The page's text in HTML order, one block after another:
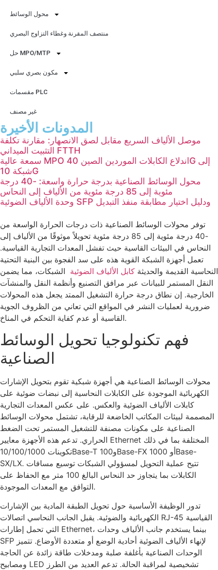
محول الوسائط
منتصف المقرنة وغطاء التزاوج البصري
حل MPO/MTP
مكون بصري سلبي
مقسمات PLC
غير مصنف
المدونات الأخيرة
موصل الألياف السريع مقابل لصق الانصهار: مقارنة تكلفة
التثبيت الميداني FTTH
سمعة عالية MPO اندلاع الكابلات الموردين الصين 40G إلى
شبكة 10G
محول الوسائط الصناعية بدرجة حرارة واسعة: -40 درجة
مئوية إلى 85 درجة مئوية من الألياف إلى النحاس
وحدة الألياف الضوئية SFP ودليل اختيار مطابقة منفذ التبديل
توفر محولات الوسائط الصناعية ذات درجات الحرارة الواسعة من
-40 درجة مئوية إلى 85 درجة مئوية تحويلاً موثوقًا من الألياف إلى
النحاس في البيئات القاسية حيث تفشل المعدات التجارية القياسية.
تعمل أجهزة الشبكة القوية هذه على سد الفجوة بين البنية التحتية
النحاسية القديمة والحديثة كابل الألياف الضوئية الشبكات، مما يضمن
النقل المستمر للبيانات عبر مرافق التصنيع وأنظمة النقل والمنشآت
الخارجية. إن نطاق درجة حرارة التشغيل الممتد يجعل هذه المحولات
ضرورية لعمليات النشر في المواقع التي تعاني من الظروف الجوية
القاسية أو عدم كفاية التحكم في المناخ.
فهم تكنولوجيا تحويل الوسائط
الصناعية
محولات الوسائط الصناعية هي أجهزة شبكية تقوم بتحويل الإشارات
الكهربائية الموجودة على الكابلات النحاسية إلى نبضات ضوئية على
كابلات الألياف الضوئية والعكس. على عكس المعدات التجارية
المصممة لبيئات المكاتب الخاضعة للرقابة، تشتمل محولات الوسائط
الصناعية على مكونات مصنفة للتشغيل المستمر تحت الضغط
الحراري. تدعم هذه الأجهزة معايير Ethernet المختلفة بما في ذلك
تكوينات 10/100/1000Base-T و100Base-FX أو 1000Base-
SX/LX. تتيح عملية التحويل لمسؤولي الشبكات توسيع مسافات
الكابلات بما يتجاوز حد النحاس البالغ 100 متر مع الحفاظ على
التوافق مع المعدات الموجودة.
تدور الوظيفة الأساسية حول تحويل الطبقة المادية بين الإشارات
الكهربائية والضوئية. يقبل الجانب النحاسي اتصالات RJ-45 القياسية
التي تحمل إطارات Ethernet، بينما يستخدم جانب الألياف وحدات
SFP لإنهاء الألياف الضوئية أحادية الوضع أو متعددة الأوضاع. تتميز
الوحدات الصناعية بأغلفة صلبة ومدخلات طاقة زائدة عن الحاجة
ومصابيح LED تشخيصية لمراقبة الحالة. تدعم العديد من الطرز